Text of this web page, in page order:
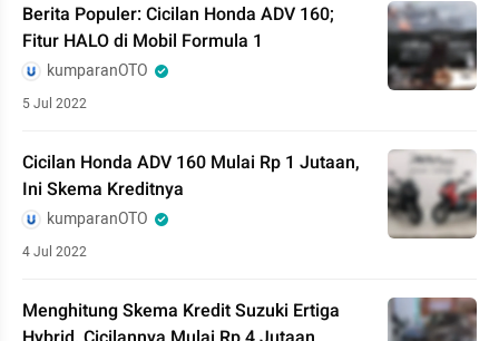
Berita Populer: Cicilan Honda ADV 160;
Fitur HALO di Mobil Formula 1
kumparanOTO
5 Jul 2022
Cicilan Honda ADV 160 Mulai Rp 1 Jutaan,
Ini Skema Kreditnya
kumparanOTO
4 Jul 2022
Menghitung Skema Kredit Suzuki Ertiga